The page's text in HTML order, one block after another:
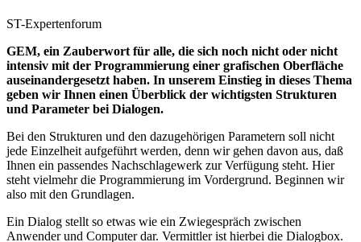
ST-Expertenforum
GEM, ein Zauberwort für alle, die sich noch nicht oder nicht
intensiv mit der Programmierung einer grafischen Oberfläche
auseinandergesetzt haben. In unserem Einstieg in dieses Thema
geben wir Ihnen einen Überblick der wichtigsten Strukturen
und Parameter bei Dialogen.
Bei den Strukturen und den dazugehörigen Parametern soll nicht
jede Einzelheit aufgeführt werden, denn wir gehen davon aus, daß
Ihnen ein passendes Nachschlagewerk zur Verfügung steht. Hier
steht vielmehr die Programmierung im Vordergrund. Beginnen wir
also mit den Grundlagen.
Ein Dialog stellt so etwas wie ein Zwiegespräch zwischen
Anwender und Computer dar. Vermittler ist hierbei die Dialogbox.